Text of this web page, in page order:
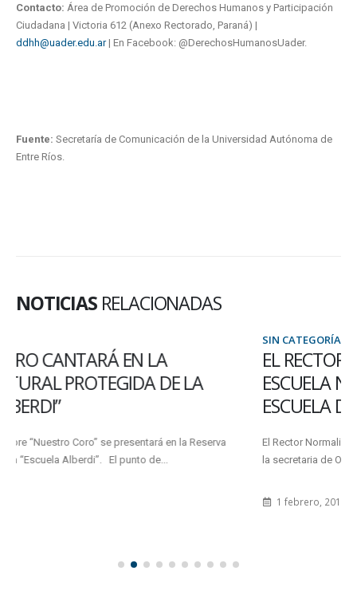
Contacto: Área de Promoción de Derechos Humanos y Participación
Ciudadana | Victoria 612 (Anexo Rectorado, Paraná) |
ddhh@uader.edu.ar| En Facebook: @DerechosHumanosUader.
Fuente: Secretaría de Comunicación de la Universidad Autónoma de
Entre Ríos.
NOTICIAS RELACIONADAS
EL RECTOR RECORRIÓ LAS OBRAS EN LA
ESCUELA NORMAL DE PARANÁ Y LA
ESCUELA DE MÚSICA
El Rector Normalizador de la Uader, Prof. Marino Schneeberger, junto a
la secretaria de Obras y Servicios Públicos, Alicia Benítez,...